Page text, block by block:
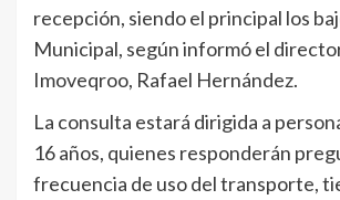
recepción, siendo el principal los
Municipal, según informó el
Imoveqroo, Rafael Hernández.
La consulta estará dirigida a
16 años, quienes responderán
frecuencia de uso del transporte,